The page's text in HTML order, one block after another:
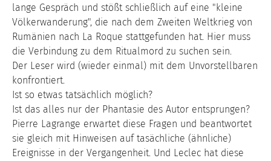
lange Gespräch und stößt schließlich auf eine "kleine
Völkerwanderung", die nach dem Zweiten Weltkrieg von
Rumänien nach La Roque stattgefunden hat. Hier muss
die Verbindung zu dem Ritualmord zu suchen sein.
Der Leser wird (wieder einmal) mit dem Unvorstellbaren
konfrontiert.
Ist so etwas tatsächlich möglich?
Ist das alles nur der Phantasie des Autor entsprungen?
Pierre Lagrange erwartet diese Fragen und beantwortet
sie gleich mit Hinweisen auf tasächliche (ähnliche)
Ereignisse in der Vergangenheit. Und Leclec hat diese